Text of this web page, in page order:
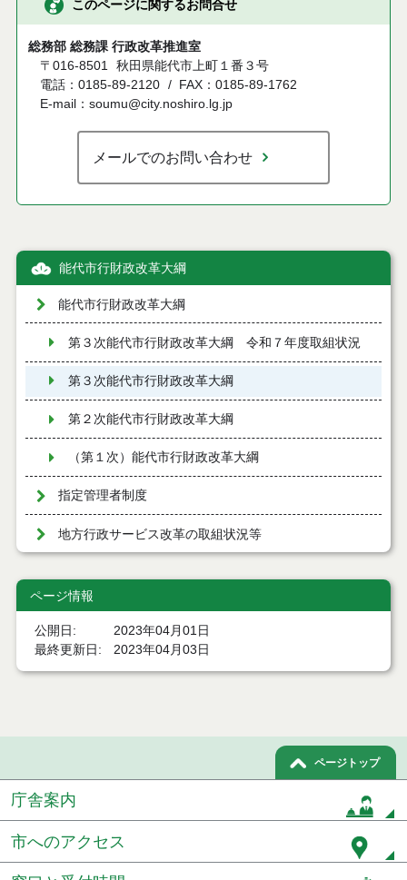
このページに関するお問合せ
総務部 総務課 行政改革推進室
〒016-8501 秋田県能代市上町１番３号
電話：0185-89-2120
FAX：0185-89-1762
E-mail：soumu@city.noshiro.lg.jp
メールでのお問い合わせ
能代市行財政改革大綱
能代市行財政改革大綱
第３次能代市行財政改革大綱 令和７年度取組状況
第３次能代市行財政改革大綱
第２次能代市行財政改革大綱
（第１次）能代市行財政改革大綱
指定管理者制度
地方行政サービス改革の取組状況等
ページ情報
公開日
2023年04月01日
最終更新日
2023年04月03日
ページトップ
庁舎案内
市へのアクセス